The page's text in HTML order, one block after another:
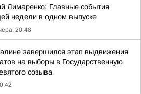
Лимаренко: Главные события
недели в одном выпуске
20:48
завершился этап выдвижения
на выборы в Государственную
созыва